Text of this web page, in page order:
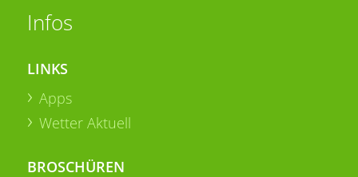
Infos
LINKS
Apps
Wetter Aktuell
BROSCHÜREN